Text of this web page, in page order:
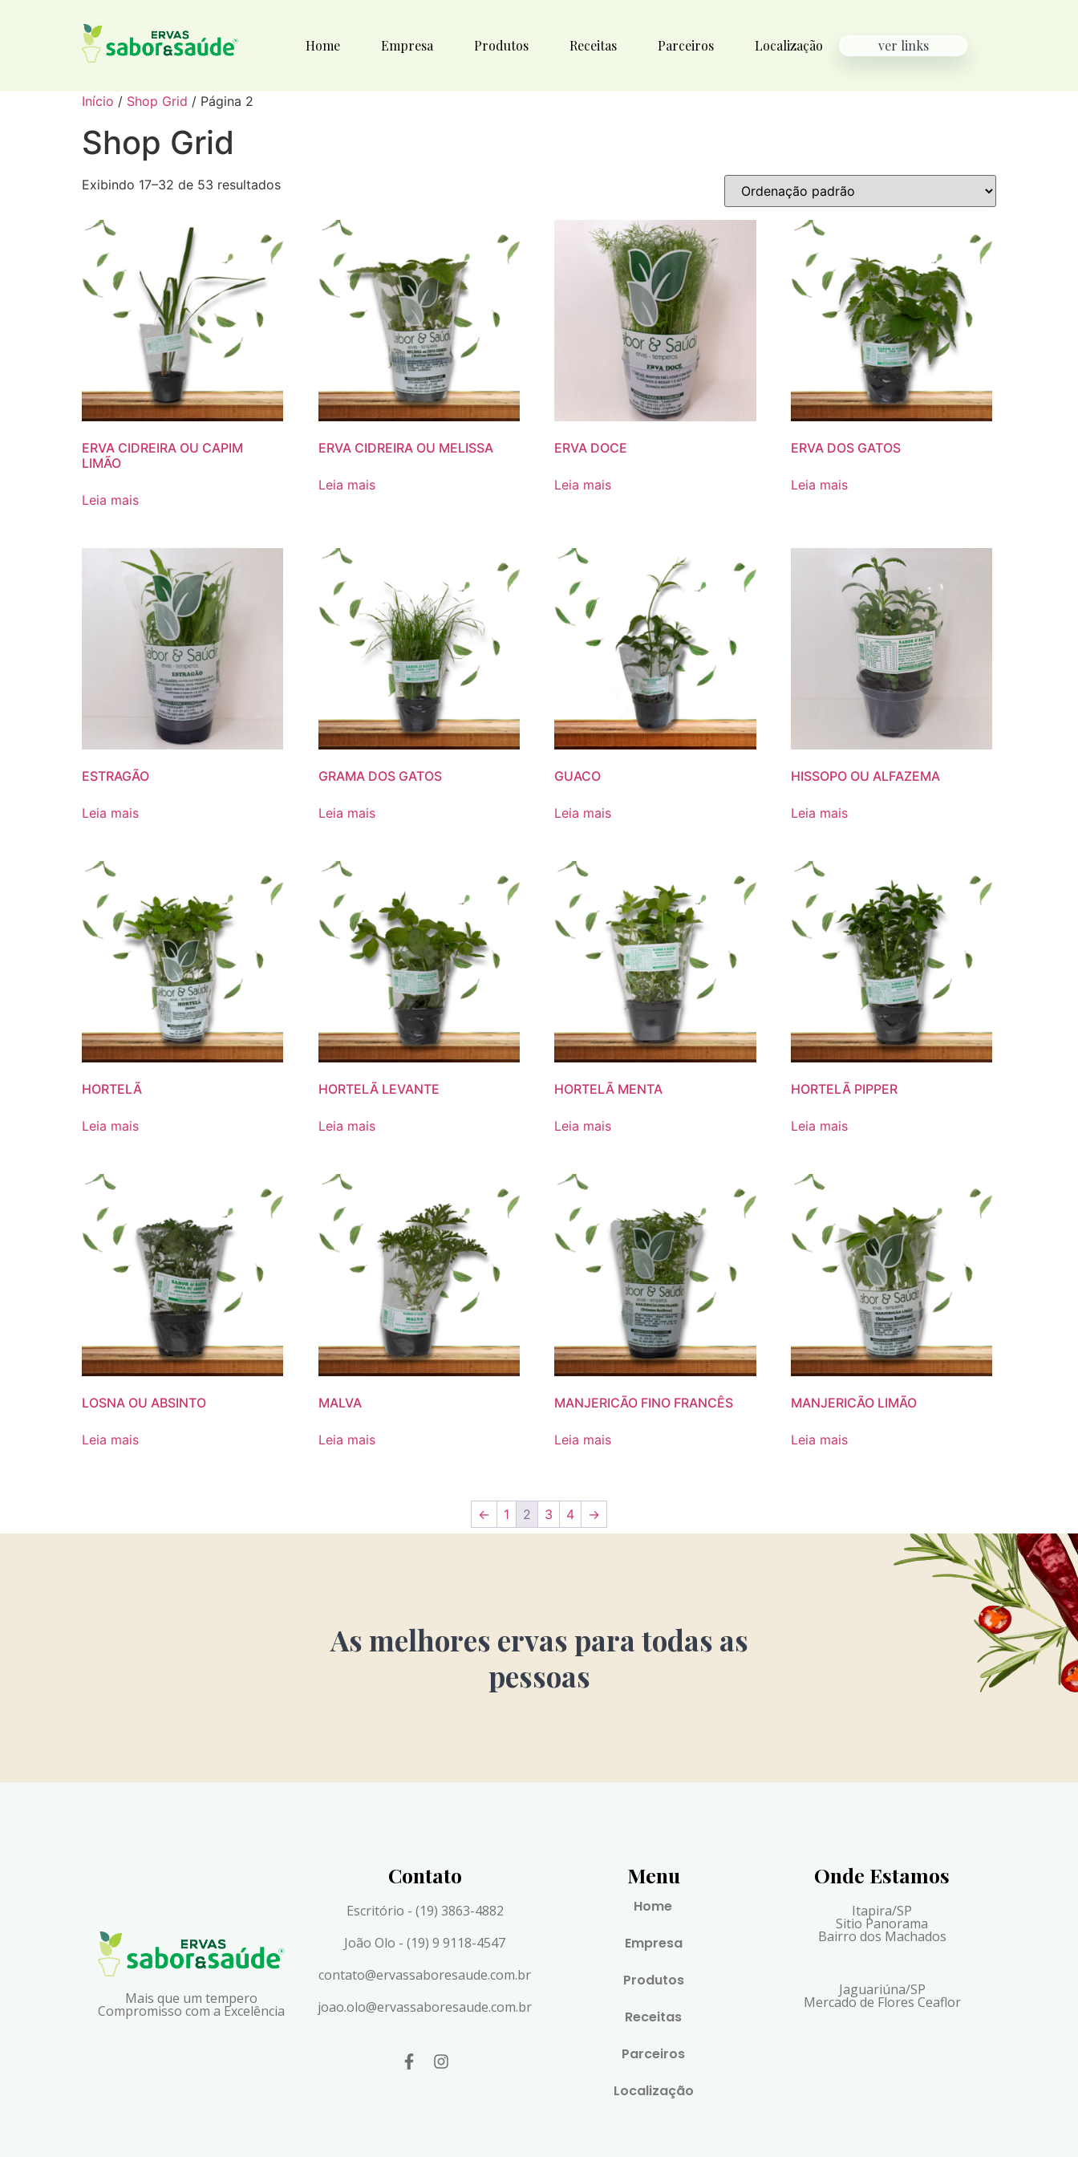
Home Empresa Produtos Receitas Parceiros Localização ver links
Início / Shop Grid / Página 2
Shop Grid
Exibindo 17–32 de 53 resultados
ERVA CIDREIRA OU CAPIM
LIMÃO
Leia mais
ERVA CIDREIRA OU MELISSA
Leia mais
ERVA DOCE
Leia mais
ERVA DOS GATOS
Leia mais
ESTRAGÃO
Leia mais
GRAMA DOS GATOS
Leia mais
GUACO
Leia mais
HISSOPO OU ALFAZEMA
Leia mais
HORTELÃ
Leia mais
HORTELÃ LEVANTE
Leia mais
HORTELÃ MENTA
Leia mais
HORTELÃ PIPPER
Leia mais
LOSNA OU ABSINTO
Leia mais
MALVA
Leia mais
MANJERICÃO FINO FRANCÊS
Leia mais
MANJERICÃO LIMÃO
Leia mais
← 1 2 3 4 →
As melhores ervas para todas as
pessoas
Mais que um tempero
Compromisso com a Excelência
Contato
Escritório - (19) 3863-4882
João Olo - (19) 9 9118-4547
contato@ervassaboresaude.com.br
joao.olo@ervassaboresaude.com.br
Menu
Home
Empresa
Produtos
Receitas
Parceiros
Localização
Onde Estamos
Itapira/SP
Sitio Panorama
Bairro dos Machados
Jaguariúna/SP
Mercado de Flores Ceaflor